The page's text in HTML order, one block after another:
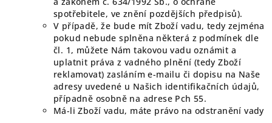
spotřebitele, ve znění pozdějších předpisů).
V případě, že bude mít Zboží vadu, tedy zejména
pokud nebude splněna některá z podmínek dle
čl. 1, můžete Nám takovou vadu oznámit a
uplatnit práva z vadného plnění (tedy Zboží
reklamovat) zasláním e-mailu či dopisu na Naše
adresy uvedené u Našich identifikačních údajů,
případně osobně na adrese Pch 55.
Má-li Zboží vadu, máte právo na odstranění vady